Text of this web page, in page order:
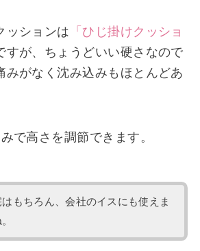
ッションは 「 ひじ掛けクッショ
すが、ちょうどいい硬さなので
みがなく沈み込みもほとんどあ
で高さを調節できます。
はもちろん、会社のイスにも使えま